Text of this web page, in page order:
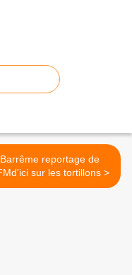
Barrême reportage de
BFMd'ici sur les tortillons >